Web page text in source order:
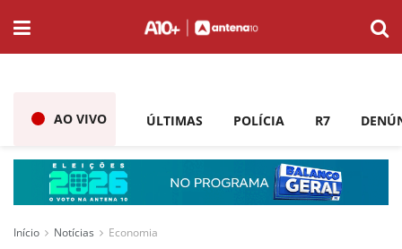
AO VIVO ÚLTIMAS POLÍCIA R7
Início Notícias Economia